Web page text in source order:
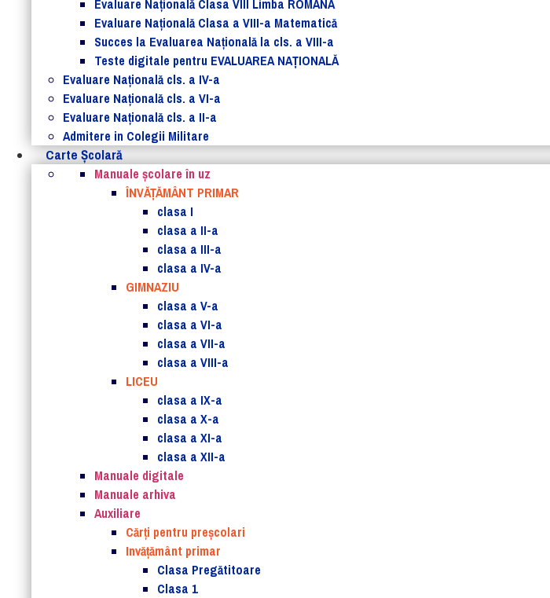
Evaluare Naţională Clasa VIII Limba ROMANĂ
Evaluare Naţională Clasa a VIII-a Matematică
Succes la Evaluarea Națională la cls. a VIII-a
Teste digitale pentru EVALUAREA NAȚIONALĂ
Evaluare Naţională cls. a IV-a
Evaluare Naţională cls. a VI-a
Evaluare Naţională cls. a II-a
Admitere in Colegii Militare
Carte Şcolară
Manuale şcolare în uz
ÎNVĂȚĂMÂNT PRIMAR
clasa I
clasa a II-a
clasa a III-a
clasa a IV-a
GIMNAZIU
clasa a V-a
clasa a VI-a
clasa a VII-a
clasa a VIII-a
LICEU
clasa a IX-a
clasa a X-a
clasa a XI-a
clasa a XII-a
Manuale digitale
Manuale arhiva
Auxiliare
Cărţi pentru preşcolari
Invățământ primar
Clasa Pregătitoare
Clasa 1